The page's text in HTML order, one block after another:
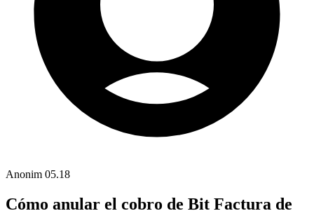
Anonim 05.18
Cómo anular el cobro de Bit Factura de